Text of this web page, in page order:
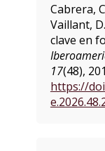
Cabrera,
Vaillant,
clave en
17(48),
https://